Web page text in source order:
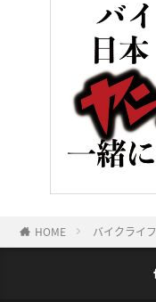
HOME バイクライフ